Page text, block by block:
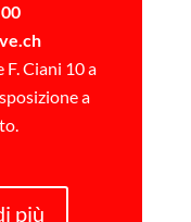
F. Ciani 10 a
a
più